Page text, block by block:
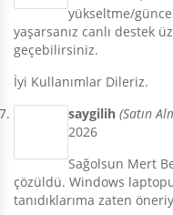
yükseltme/
yaşarsanız canlı destek
geçebilirsiniz.
İyi Kullanımlar Dileriz.
saygilih (Satın
2026
Sağolsun Mert
çözüldü. Windows
tanıdıklarıma zaten